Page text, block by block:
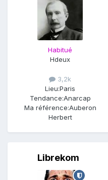
Habitué
Hdeux
3,2k
Lieu:Paris
Tendance:Anarcap
Ma référence:Auberon
Herbert
Librekom